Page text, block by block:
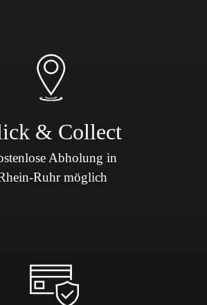
& Collect
Abholung in
Ruhr möglich